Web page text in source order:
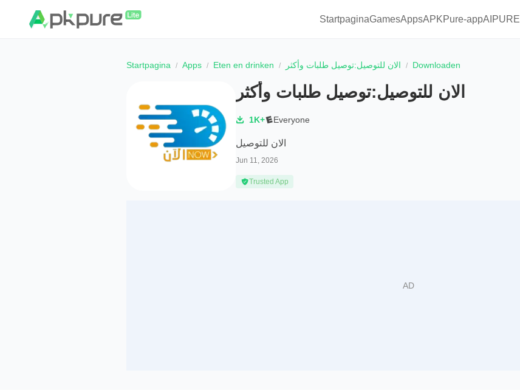
StartpaginaGamesAppsAPKPure-appAIPURE
Startpagina Apps Eten en drinken الان للتوصيل:توصيل طلبات وأكثر Downloaden
الان للتوصيل:توصيل طلبات وأكثر
1K+ Everyone
الان للتوصيل
Jun 11, 2026
Trusted App